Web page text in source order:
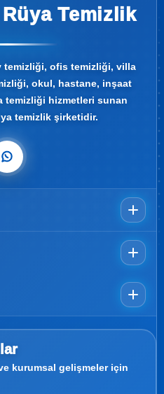
Temizlik
temizliği, ofis temizliği, villa
okul, hastane, inşaat
temizliği hizmetleri sunan
temizlik şirketidir.
kurumsal gelişmeler için